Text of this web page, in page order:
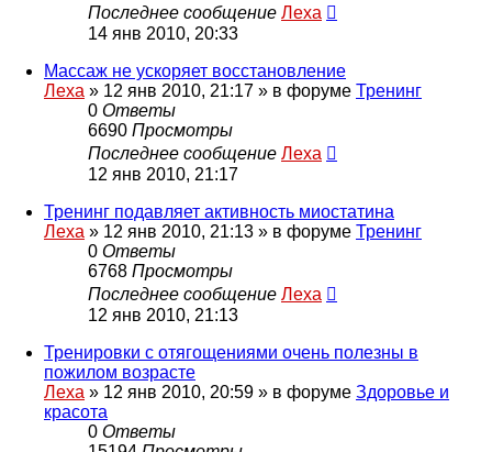
Последнее сообщение Леха
14 янв 2010, 20:33
Массаж не ускоряет восстановление
Леха » 12 янв 2010, 21:17 » в форуме Тренинг
0 Ответы
6690 Просмотры
Последнее сообщение Леха
12 янв 2010, 21:17
Тренинг подавляет активность миостатина
Леха » 12 янв 2010, 21:13 » в форуме Тренинг
0 Ответы
6768 Просмотры
Последнее сообщение Леха
12 янв 2010, 21:13
Тренировки с отягощениями очень полезны в
пожилом возрасте
Леха » 12 янв 2010, 20:59 » в форуме Здоровье и
красота
0 Ответы